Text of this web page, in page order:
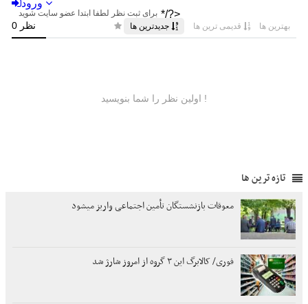
تازه ترین ها
معوقات بازنشستگان تأمین اجتماعی واریز میشود
فوری/ کالابرگ این ۳ گروه از امروز شارژ شد